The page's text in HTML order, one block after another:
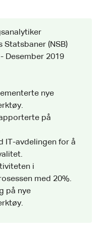
Statsbaner (NSB)
Desember 2019
nye
på
IT-avdelingen for å
i
med 20%.
på nye